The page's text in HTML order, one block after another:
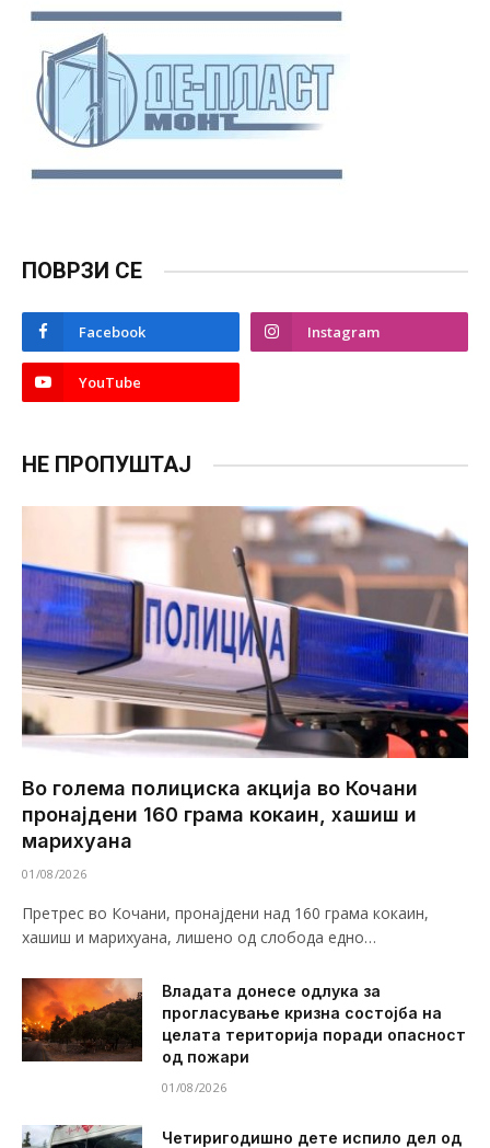
ПОВРЗИ СЕ
Facebook Instagram
YouTube
НЕ ПРОПУШТАЈ
Во голема полициска акција во Кочани
пронајдени 160 грама кокаин, хашиш и
марихуана
01/08/2026
Претрес во Кочани, пронајдени над 160 грама кокаин,
хашиш и марихуана, лишено од слобода едно…
Владата донесе одлука за
прогласување кризна состојба на
целата територија поради опасност
од пожари
01/08/2026
Четиригодишно дете испило дел од